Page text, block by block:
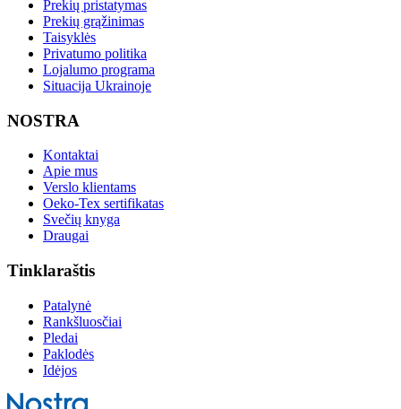
Prekių pristatymas
Prekių grąžinimas
Taisyklės
Privatumo politika
Lojalumo programa
Situacija Ukrainoje
NOSTRA
Kontaktai
Apie mus
Verslo klientams
Oeko-Tex sertifikatas
Svečių knyga
Draugai
Tinklaraštis
Patalynė
Rankšluosčiai
Pledai
Paklodės
Idėjos